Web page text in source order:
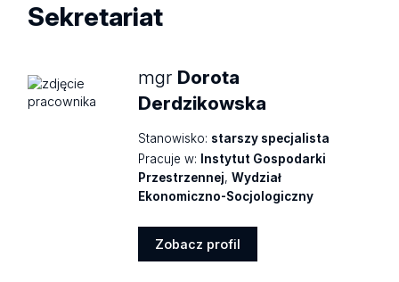
Sekretariat
mgr Dorota
Derdzikowska
Stanowisko: starszy specjalista
Pracuje w:
Instytut Gospodarki
Przestrzennej,Wydział
Ekonomiczno-Socjologiczny
Zobacz profil